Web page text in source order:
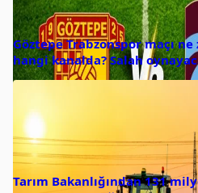
Göztepe Trabzonspor maçı ne
hangi kanalda? Salah
Tarım Bakanlığından 131